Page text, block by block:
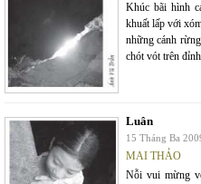
Khúc bãi hình
khuất lấp với
những cánh
chót vót trên
Luân
15 Tháng Ba
MAI THẢO
Nỗi vui mừng